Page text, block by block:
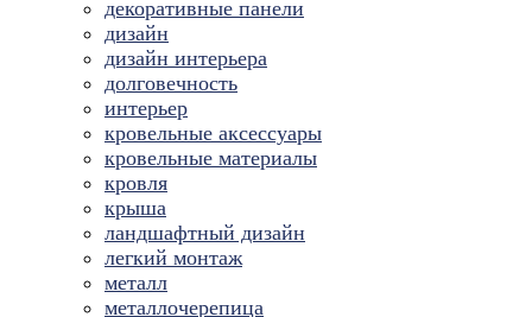
декоративные панели
дизайн
дизайн интерьера
долговечность
интерьер
кровельные аксессуары
кровельные материалы
кровля
крыша
ландшафтный дизайн
легкий монтаж
металл
металлочерепица